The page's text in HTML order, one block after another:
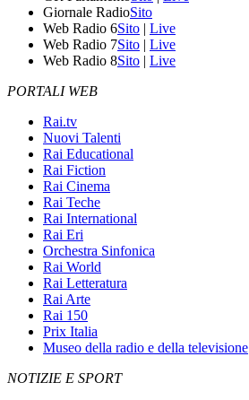
Giornale RadioSito
Web Radio 6Sito | Live
Web Radio 7Sito | Live
Web Radio 8Sito | Live
PORTALI WEB
Rai.tv
Nuovi Talenti
Rai Educational
Rai Fiction
Rai Cinema
Rai Teche
Rai International
Rai Eri
Orchestra Sinfonica
Rai World
Rai Letteratura
Rai Arte
Rai 150
Prix Italia
Museo della radio e della televisione
NOTIZIE E SPORT